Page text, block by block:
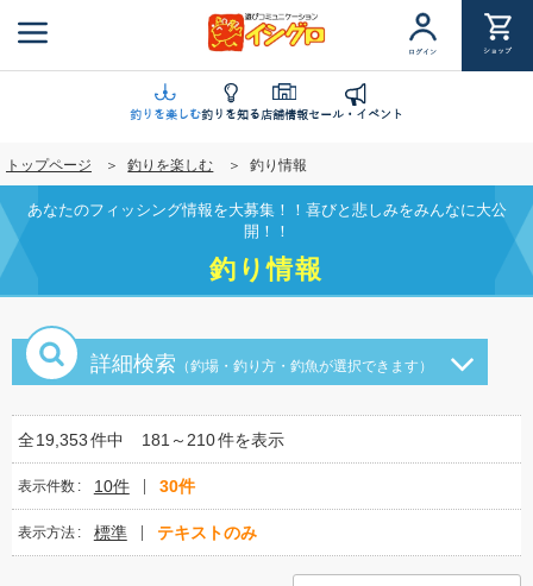
ン
に
移
動
ログイン ショップ
釣りを楽しむ釣りを知る店舗情報セール・イベント
トップページ 釣りを楽しむ 釣り情報
あなたのフィッシング情報を大募集！！喜びと悲しみをみんなに大公
開！！
釣り情報
詳細検索 （釣場・釣り方・釣魚が選択できます）
全19,353件中 181～210件を表示
表示件数 10件 30件
表示方法 標準 テキストのみ